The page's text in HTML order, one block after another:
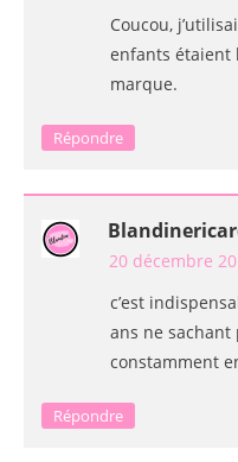
Coucou,
enfants étaient
marque.
Répondre
20 décembre
c’est
ans ne sachant
constamment
Répondre